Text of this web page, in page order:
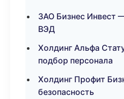
ЗАО Бизнес Инвест
ВЭД
Холдинг Альфа
подбор персонала
Холдинг Профит
безопасность